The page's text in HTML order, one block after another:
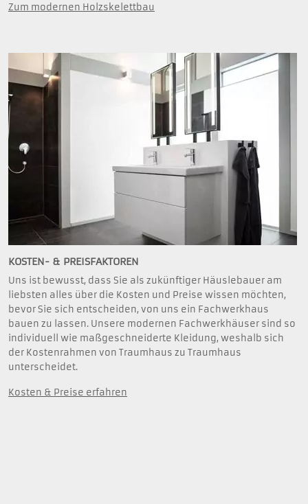
Zum modernen Holzskelettbau
KOSTEN- & PREISFAKTOREN
Uns ist bewusst, dass Sie als zukünftiger Häuslebauer am
liebsten alles über die Kosten und Preise wissen möchten,
bevor Sie sich entscheiden, von uns ein Fachwerkhaus
bauen zu lassen. Unsere modernen Fachwerkhäuser sind so
individuell wie maßgeschneiderte Kleidung, weshalb sich
der Kostenrahmen von Traumhaus zu Traumhaus
unterscheidet.
Kosten & Preise erfahren